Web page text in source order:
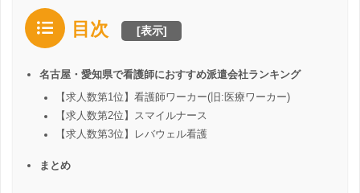
目次 [表示]
名古屋・愛知県で看護師におすすめ派遣会社ランキング
【求人数第1位】看護師ワーカー(旧:医療ワーカー)
【求人数第2位】スマイルナース
【求人数第3位】レバウェル看護
まとめ